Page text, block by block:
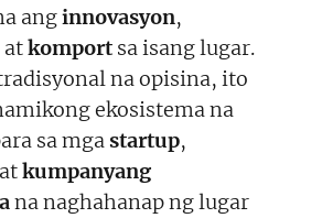
anginnovasyon,
atkomport sa isang lugar.
na opisina, ito
ekosistema na
sa mga startup,
kumpanyang
na naghahanap ng lugar